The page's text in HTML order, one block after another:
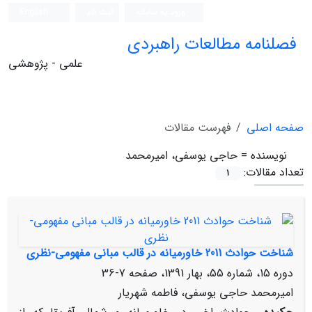
فصلنامه مطالعات راهبردی
علمی - پژوهشی
صفحه اصلی
فهرست مقالات
نویسنده = حاجی‏ یوسفی، امیرمحمد
تعداد مقالات:
1
شناخت حوادث 2011 خاورمیانه در قالب مبانی مفهومی-نظری
دوره 15، شماره 55، بهار 1391، صفحه
7-36
امیرمحمد حاجی‏ یوسفی، فاطمه شهریار